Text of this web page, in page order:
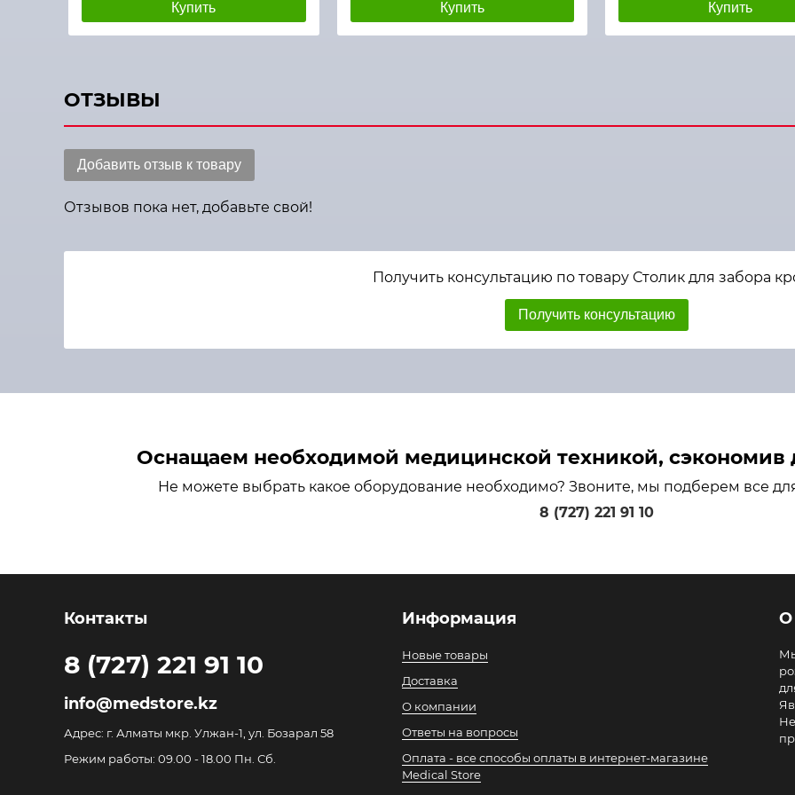
Купить Купить Купить
ОТЗЫВЫ
Добавить отзыв к товару
Отзывов пока нет, добавьте свой!
Получить консультацию по товару Столик для забора
Получить консультацию
Оснащаем необходимой медицинской техникой, сэкономив
Не можете выбрать какое оборудование необходимо? Звоните, мы подберем все
8 (727) 221 91 10
Контакты
8 (727) 221 91 10
info@medstore.kz
Адрес: г. Алматы мкр. Улжан-1, ул. Бозарал 58
Режим работы: 09.00 - 18.00 Пн. Сб.
Информация
Новые товары
Доставка
О компании
Ответы на вопросы
Оплата - все способы оплаты в интернет-магазине
Medical Store
О